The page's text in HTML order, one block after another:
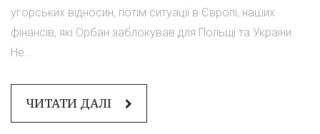
угорських відносин, потім ситуації в Європі, наших
фінансів, які Орбан заблокував для Польщі та України.
Не...
ЧИТАТИ ДАЛІ